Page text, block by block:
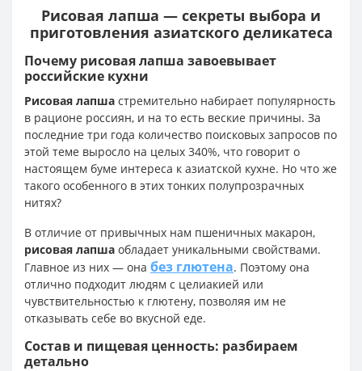
Рисовая лапша — секреты выбора и
приготовления азиатского деликатеса
Почему рисовая лапша завоевывает
российские кухни
Рисовая лапша стремительно набирает популярность
в рационе россиян, и на то есть веские причины. За
последние три года количество поисковых запросов по
этой теме выросло на целых 340%, что говорит о
настоящем буме интереса к азиатской кухне. Но что же
такого особенного в этих тонких полупрозрачных
нитях?
В отличие от привычных нам пшеничных макарон,
рисовая лапша обладает уникальными свойствами.
Главное из них — она без глютена. Поэтому она
отлично подходит людям с целиакией или
чувствительностью к глютену, позволяя им не
отказывать себе во вкусной еде.
Состав и пищевая ценность: разбираем
детально